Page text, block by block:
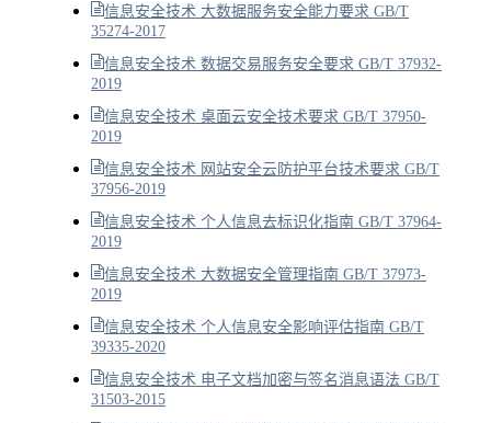
信息安全技术 大数据服务安全能力要求 GB/T
35274-2017
信息安全技术 数据交易服务安全要求 GB/T 37932-
2019
信息安全技术 桌面云安全技术要求 GB/T 37950-
2019
信息安全技术 网站安全云防护平台技术要求 GB/T
37956-2019
信息安全技术 个人信息去标识化指南 GB/T 37964-
2019
信息安全技术 大数据安全管理指南 GB/T 37973-
2019
信息安全技术 个人信息安全影响评估指南 GB/T
39335-2020
信息安全技术 电子文档加密与签名消息语法 GB/T
31503-2015